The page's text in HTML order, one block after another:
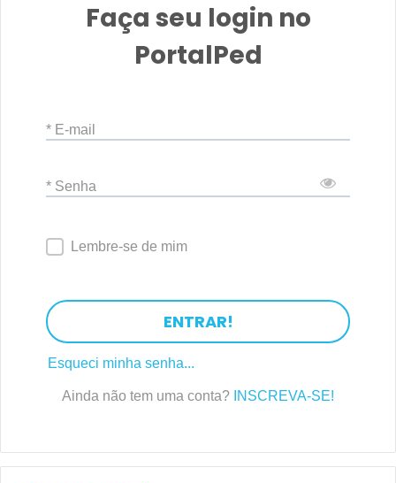
Faça seu login no
PortalPed
* E-mail
* Senha
Lembre-se de mim
ENTRAR!
Esqueci minha senha...
Ainda não tem uma conta? INSCREVA-SE!